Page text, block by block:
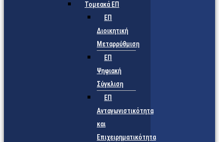
Τομεακά ΕΠ
ΕΠ
Διοικητική
Μεταρρύθμιση
ΕΠ
Ψηφιακή
Σύγκλιση
ΕΠ
Ανταγωνιστικότητα
και
Επιχειρηματικότητα